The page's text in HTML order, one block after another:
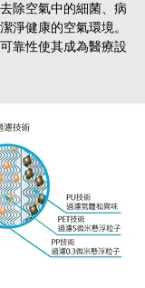
除空氣中的細菌、病
淨健康的空氣環境。
靠性使其成為醫療設